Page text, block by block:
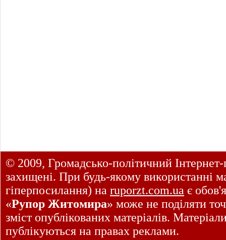
© 2009, Громадсько-політичний
захищені. При будь-якому використанні
гіперпосилання) на ruporzt.com.ua є
«Рупор Житомира» може не поділяти
зміст опублікованих матеріалів.
публікуються на правах реклами.